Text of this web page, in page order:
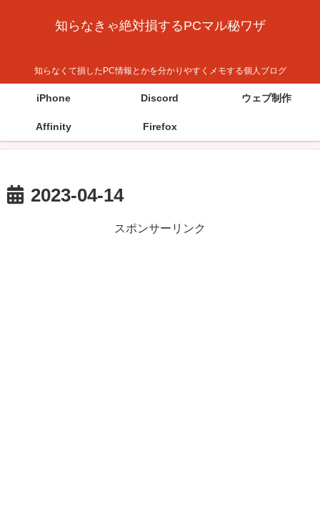
知らなきゃ絶対損するPCマル秘ワザ
知らなくて損したPC情報とかを分かりやすくメモする個人ブログ
iPhone Discord ウェブ制作
Affinity Firefox
2023-04-14
スポンサーリンク